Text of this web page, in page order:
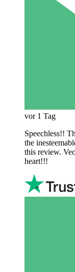
vor 1 Tag
Speechless!!
the
this review.
heart!!!